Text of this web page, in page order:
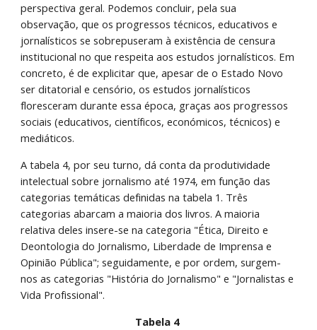
perspectiva geral. Podemos concluir, pela sua
observação, que os progressos técnicos, educativos e
jornalísticos se sobrepuseram à existência de censura
institucional no que respeita aos estudos jornalísticos. Em
concreto, é de explicitar que, apesar de o Estado Novo
ser ditatorial e censório, os estudos jornalísticos
floresceram durante essa época, graças aos progressos
sociais (educativos, científicos, económicos, técnicos) e
mediáticos.
A tabela 4, por seu turno, dá conta da produtividade
intelectual sobre jornalismo até 1974, em função das
categorias temáticas definidas na tabela 1. Três
categorias abarcam a maioria dos livros. A maioria
relativa deles insere-se na categoria "Ética, Direito e
Deontologia do Jornalismo, Liberdade de Imprensa e
Opinião Pública"; seguidamente, e por ordem, surgem-
nos as categorias "História do Jornalismo" e "Jornalistas e
Vida Profissional".
Tabela 4